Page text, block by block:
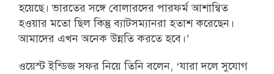
হয়েছে। ভারতের সঙ্গে বোলারদের পারফর্ম আশান্বিত
হওয়ার মতো ছিল কিন্তু ব্যাটসম্যানরা হতাশ করেছেন।
আমাদের এখন অনেক উন্নতি করতে হবে।’
ওয়েস্ট ইন্ডিজ সফর নিয়ে তিনি বলেন, ‘যারা দলে সুযোগ